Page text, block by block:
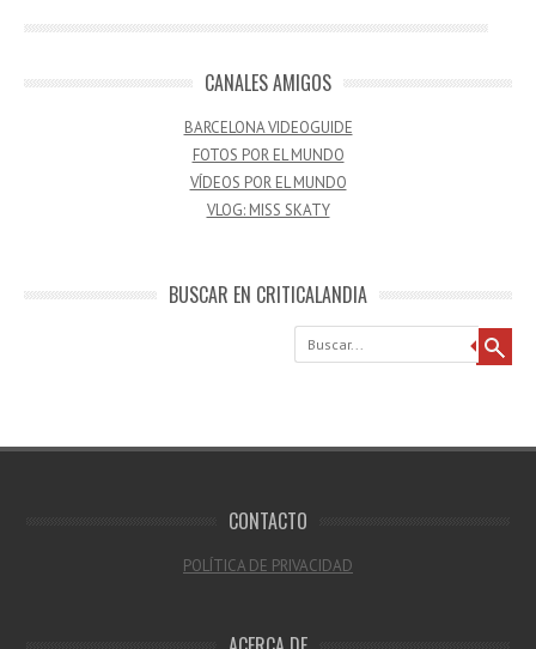
CANALES AMIGOS
BARCELONA VIDEOGUIDE
FOTOS POR EL MUNDO
VÍDEOS POR EL MUNDO
VLOG: MISS SKATY
BUSCAR EN CRITICALANDIA
Buscar
CONTACTO
POLÍTICA DE PRIVACIDAD